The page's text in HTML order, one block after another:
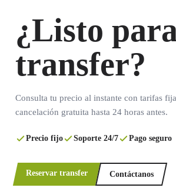
¿Listo
transfer?
Consulta tu precio al instante con tarifas
cancelación gratuita hasta 24 horas antes.
Precio fijo Soporte 24/7 Pago seguro
Reservar transfer Contáctanos